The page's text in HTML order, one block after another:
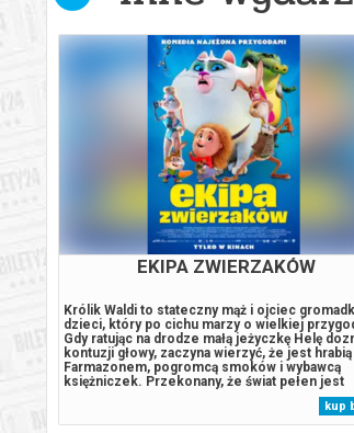
wie
EKIPA ZWIERZAKÓW
Królik Waldi to stateczny mąż i ojciec
dzieci, który po cichu marzy o wielkiej
Gdy ratując na drodze małą jeżyczkę Helę
kontuzji głowy, zaczyna wierzyć, że jest hrabią
Farmazonem, pogromcą smoków i wybawcą
księżniczek. Przekonany, że świat pełen jest
czekających go wyzwań, porzuca rodzinne
by walczyć ze złem i nieść pomoc słabszym.
jego boku zaś kroczy Hela,...
kup